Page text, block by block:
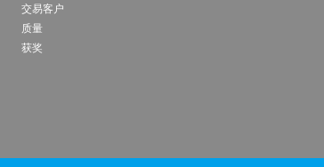
交易客户
质量
获奖